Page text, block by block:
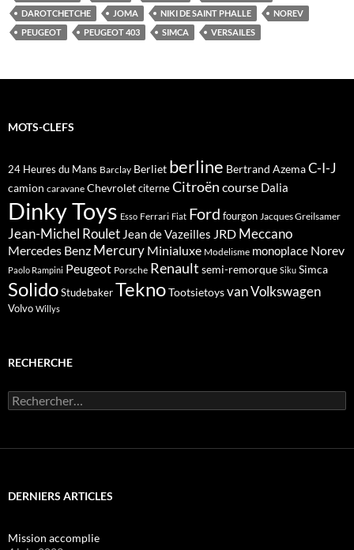
DAROTCHETCHE
JOMA NIKI DE SAINT PHALLE
NOREV
PEUGEOT
PEUGEOT 403 SIMCA VERSAILES
MOTS-CLEFS
24 Heures du Mans Barclay Berliet berline Bertrand AzemaC-I-J
camion caravane ChevroletciterneCitroën course Dalia
Dinky Toys Esso Ferrari Fiat Ford fourgon Jacques Greilsamer
Jean-Michel Roulet Jean de Vazeilles JRD Meccano
Mercedes Benz Mercury Minialuxe Modelisme monoplace Norev
Paolo Rampini Peugeot Porsche Renault semi-remorque Siku Simca
SolidoStudebakerTeknoTootsietoysvanVolkswagen
Volvo Willys
RECHERCHE
Rechercher :
DERNIERS ARTICLES
Mission accomplie